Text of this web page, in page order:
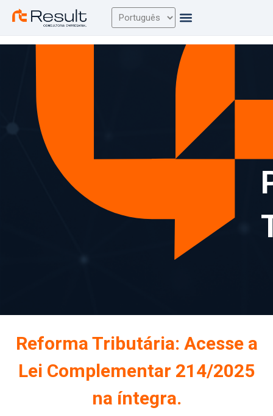
Reforma Tributária: Acesse a
Lei Complementar 214/2025
na íntegra.